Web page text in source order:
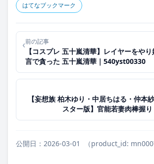
はてなブックマーク
‹前の記事
【コスプレ 五十嵐清華】レイヤーをや
言で貪った 五十嵐清華｜540yst00330
【妄想族 柏木ゆり・中居ちはる・仲本
スター版】官能若妻肉棒握
公開日：2026-03-01 （product_id: